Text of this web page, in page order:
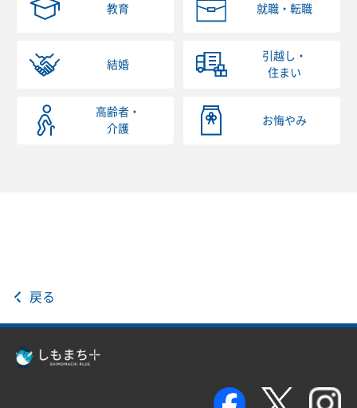
教育 就職・転職
結婚
引越し・
住まい
高齢者・
介護
お悔やみ
戻る